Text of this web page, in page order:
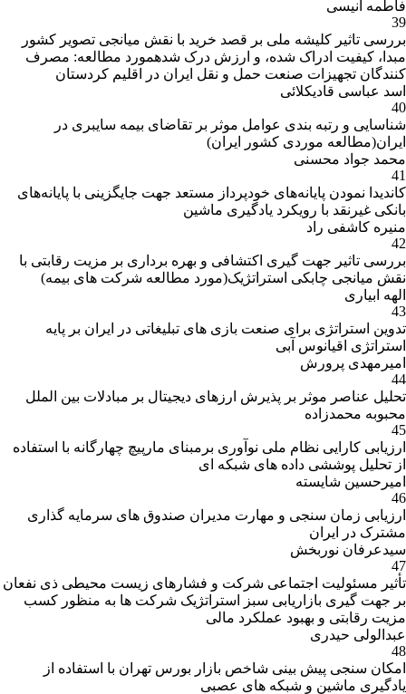
فاطمه انیسی
39
بررسی تاثیر کلیشه ملی بر قصد خرید با نقش میانجی تصویر کشور
مبدا، کیفیت ادراک شده، و ارزش درک شدهمورد مطالعه: مصرف
کنندگان تجهیزات صنعت حمل و نقل ایران در اقلیم کردستان
اسد عباسی قادیکلائی
40
شناسایی و رتبه بندی عوامل موثر بر تقاضای بیمه سایبری در
ایران(مطالعه موردی کشور ایران)
محمد جواد محسنی
41
کاندیدا نمودن پایانه‌های خودپرداز مستعد جهت جایگزینی با پایانه‌های
بانکی غیرنقد با رویکرد یادگیری ماشین
منیره کاشفی راد
42
بررسی تاثیر جهت گیری اکتشافی و بهره برداری بر مزیت رقابتی با
نقش میانجی چابکی استراتژیک(مورد مطالعه شرکت های بیمه)
الهه ابیاری
43
تدوین استراتژی برای صنعت بازی های تبلیغاتی در ایران بر پایه
استراتژی اقیانوس آبی
امیرمهدی پرورش
44
تحلیل عناصر موثر بر پذیرش ارزهای دیجیتال بر مبادلات بین الملل
محبوبه محمدزاده
45
ارزیابی کارایی نظام ملی نوآوری برمبنای مارپیچ چهارگانه با استفاده
از تحلیل پوششی داده های شبکه ای
امیرحسین شایسته
46
ارزیابی زمان سنجی و مهارت مدیران صندوق های سرمایه گذاری
مشترک در ایران
سیدعرفان نوربخش
47
تأثیر مسئولیت اجتماعی شرکت و فشارهای زیست محیطی ذی نفعان
بر جهت گیری بازاریابی سبز استراتژیک شرکت ها به منظور کسب
مزیت رقابتی و بهبود عملکرد مالی
عبدالولی حیدری
48
امکان سنجی پیش بینی شاخص بازار بورس تهران با استفاده از
یادگیری ماشین و شبکه های عصبی